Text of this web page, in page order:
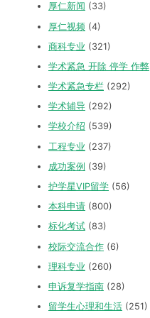
厚仁新闻 (33)
厚仁视频 (4)
商科专业 (321)
学术紧急 开除 停学 作弊
学术紧急专栏 (292)
学术辅导 (292)
学校介绍 (539)
工程专业 (237)
成功案例 (39)
护学星VIP留学 (56)
本科申请 (800)
标化考试 (83)
校际交流合作 (6)
理科专业 (260)
申诉复学指南 (28)
留学生心理和生活 (251)